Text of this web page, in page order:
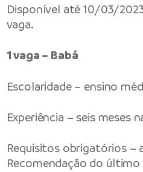
Disponível até 10/03/
vaga.
1 vaga – Babá
Escolaridade – ensino
Experiência – seis meses
Requisitos obrigatórios –
Recomendação do